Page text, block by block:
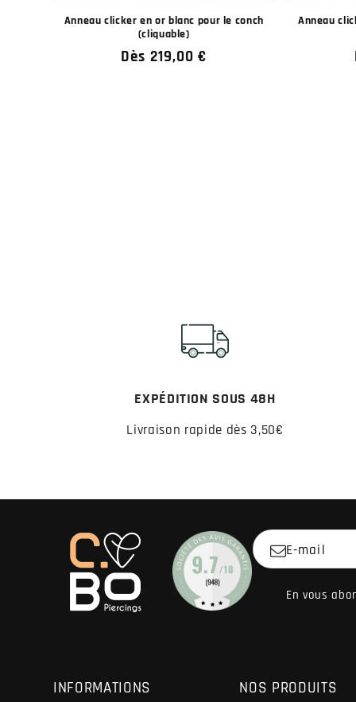
Anneau clicker en or blanc pour le conch
(cliquable)
Prix
Dès 219,00 €
Anneau
EXPÉDITION SOUS 48H
Livraison rapide dès 3,50€
E-mail
En vous
INFORMATIONS NOS PRODUITS